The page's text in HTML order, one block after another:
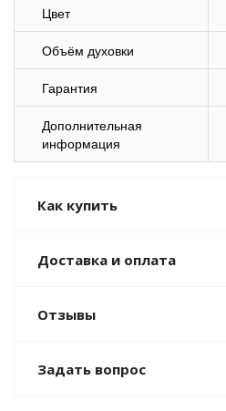
Цвет
Объём духовки
Гарантия
Дополнительная
информация
Как купить
Доставка и оплата
Отзывы
Задать вопрос